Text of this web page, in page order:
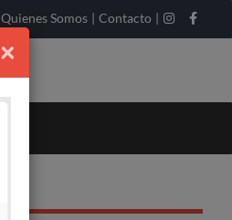
Quienes Somos | Contacto |
×